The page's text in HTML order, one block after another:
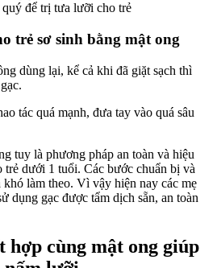
để trị tưa lưỡi cho trẻ
trẻ sơ sinh bằng mật ong
dùng lại, kể cả khi đã giặt sạch thì
tác quá mạnh, đưa tay vào quá sâu
tuy là phương pháp an toàn và hiệu
trẻ dưới 1 tuổi. Các bước chuẩn bị và
làm theo. Vì vậy hiện nay các mẹ
dụng gạc được tẩm dịch sẵn, an toàn
hợp cùng mật ong giúp